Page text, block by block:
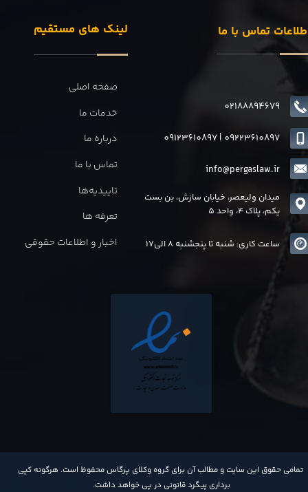
​تمامی حقوق این سایت و مطالب آن برای گروه وکلای پرگاس محفوظ است. هرگونه کپی
برداری پیگرد قانونی در پی خواهد داشت​​​​​​​.
لینک های مستقیم
صفحه اصلی
خدمات ما
درباره ما
تماس با ما
تاییدیه‌ها
تعرفه ها
اخبار و اطلاعات حقوقی
تماس با ما
02188894679
info@pergaslaw.ir
09123610897| 09223610897
میدان ولیعصر، خیابان سازش، بن بست
یکم، پلاک 4، واحد 5
ساعت کاری: شنبه تا پنجشنبه 8 الی17